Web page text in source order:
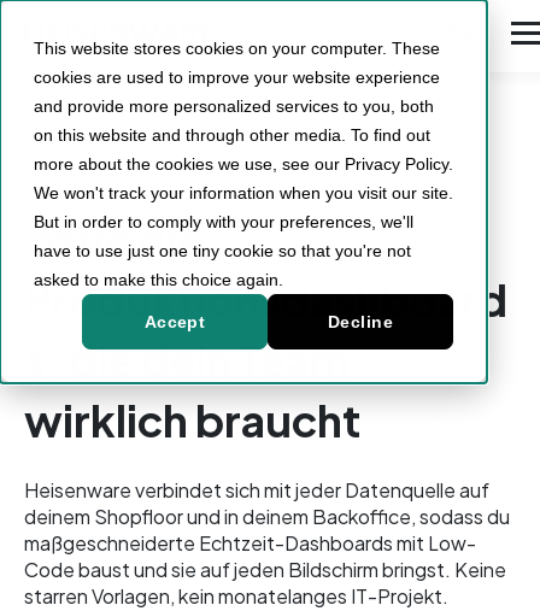
This website stores cookies on your computer. These
cookies are used to improve your website experience
and provide more personalized services to you, both
on this website and through other media. To find out
more about the cookies we use, see our Privacy Policy.
We won't track your information when you visit our site.
But in order to comply with your preferences, we'll
have to use just one tiny cookie so that you're not
asked to make this choice again.
Accept Decline
PRODUKTIONSDASHBOARDS
Baue die
Produktionsdashboard
s, die dein Team
wirklich braucht
Heisenware verbindet sich mit jeder Datenquelle auf
deinem Shopfloor und in deinem Backoffice, sodass du
maßgeschneiderte Echtzeit-Dashboards mit Low-
Code baust und sie auf jeden Bildschirm bringst. Keine
starren Vorlagen, kein monatelanges IT-Projekt.